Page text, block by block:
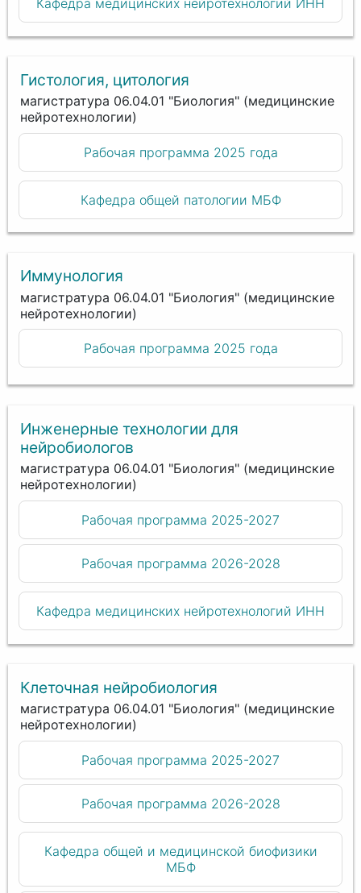
Кафедра медицинских нейротехнологий ИНН
Гистология, цитология
магистратура 06.04.01 "Биология" (медицинские
нейротехнологии)
Рабочая программа 2025 года
Кафедра общей патологии МБФ
Иммунология
магистратура 06.04.01 "Биология" (медицинские
нейротехнологии)
Рабочая программа 2025 года
Инженерные технологии для
нейробиологов
магистратура 06.04.01 "Биология" (медицинские
нейротехнологии)
Рабочая программа 2025-2027
Рабочая программа 2026-2028
Кафедра медицинских нейротехнологий ИНН
Клеточная нейробиология
магистратура 06.04.01 "Биология" (медицинские
нейротехнологии)
Рабочая программа 2025-2027
Рабочая программа 2026-2028
Кафедра общей и медицинской биофизики
МБФ